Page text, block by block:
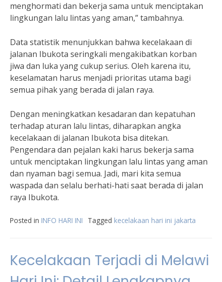
menghormati dan bekerja sama untuk menciptakan
lingkungan lalu lintas yang aman,” tambahnya.
Data statistik menunjukkan bahwa kecelakaan di
jalanan Ibukota seringkali mengakibatkan korban
jiwa dan luka yang cukup serius. Oleh karena itu,
keselamatan harus menjadi prioritas utama bagi
semua pihak yang berada di jalan raya.
Dengan meningkatkan kesadaran dan kepatuhan
terhadap aturan lalu lintas, diharapkan angka
kecelakaan di jalanan Ibukota bisa ditekan.
Pengendara dan pejalan kaki harus bekerja sama
untuk menciptakan lingkungan lalu lintas yang aman
dan nyaman bagi semua. Jadi, mari kita semua
waspada dan selalu berhati-hati saat berada di jalan
raya Ibukota.
Posted in INFO HARI INI Tagged kecelakaan hari ini jakarta
Kecelakaan Terjadi di Melawi